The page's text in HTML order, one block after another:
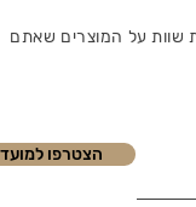
שוות על המוצרים שאתם
הצטרפו